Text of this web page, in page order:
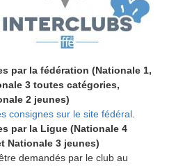
par la fédération (Nationale 1,
3 toutes catégories,
2 jeunes)
consignes sur le site fédéral
par la Ligue (Nationale 4
Nationale 3 jeunes)
demandés par le club au